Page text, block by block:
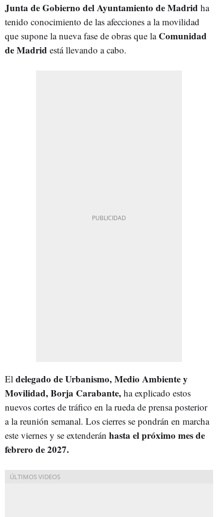
Junta de Gobierno del Ayuntamiento de Madrid ha
tenido conocimiento de las afecciones a la movilidad
que supone la nueva fase de obras que la Comunidad
de Madrid está llevando a cabo.
El delegado de Urbanismo, Medio Ambiente y
Movilidad, Borja Carabante, ha explicado estos
nuevos cortes de tráfico en la rueda de prensa posterior
a la reunión semanal. Los cierres se pondrán en marcha
este viernes y se extenderán hasta el próximo mes de
febrero de 2027.